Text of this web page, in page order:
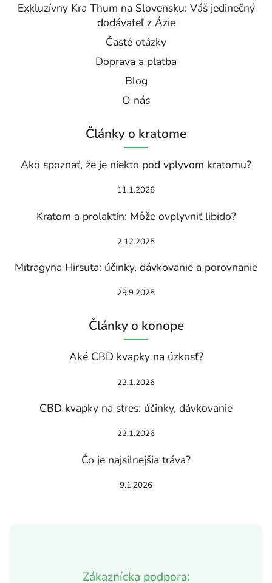
Zákaznícka podpora:
Exkluzívny Kra Thum na Slovensku: Váš jedinečný
dodávateľ z Ázie
Časté otázky
Doprava a platba
Blog
O nás
Články o kratome
Ako spoznať, že je niekto pod vplyvom kratomu?
11.1.2026
Kratom a prolaktín: Môže ovplyvniť libido?
2.12.2025
Mitragyna Hirsuta: účinky, dávkovanie a porovnanie
29.9.2025
Články o konope
Aké CBD kvapky na úzkosť?
22.1.2026
CBD kvapky na stres: účinky, dávkovanie
22.1.2026
Čo je najsilnejšia tráva?
9.1.2026